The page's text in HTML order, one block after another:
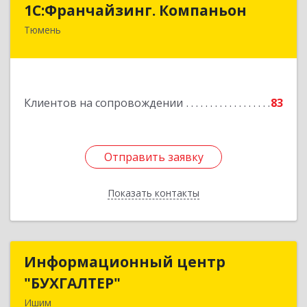
1С:Франчайзинг. Компаньон
Тюмень
Клиентов на сопровождении 83
Отправить заявку
Показать контакты
Отправить заявку
Назад
Информационный центр
"БУХГАЛТЕР"
Ишим
Информационный центр